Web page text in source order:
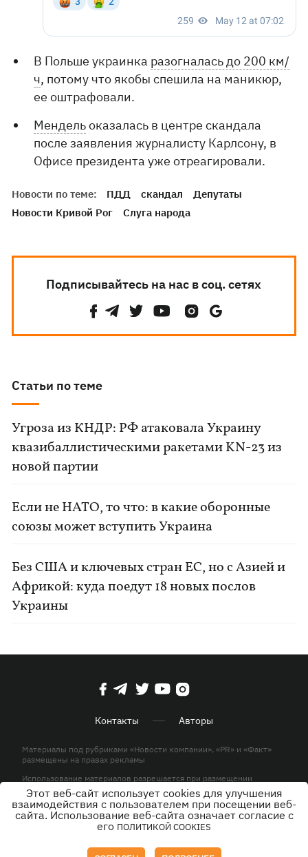
В Польше украинка разогналась до 200 км/
ч, потому что якобы спешила на маникюр,
ее оштрафовали.
Мендельоказалась в центре скандала
после заявления журналисту Карлсону, в
Офисе президента уже отреагировали.
Новости по теме: ПДД скандал
Депутаты
Новости Кривой Рог
Слуга народа
Подписывайтесь на нас в соц. сетях
Статьи по теме
Угроза из КНДР: РФ атаковала Украину
квазибаллистическими ракетами KN-23 из
новой партии
Если не НАТО, то что: в какие оборонные
союзы может вступить Украина
Без США и ключевых стран ЕС, но с Азией и
Африкой: куда поедут 18 новых послов
Украины
Контакты Авторы
Материалы под рубриками «Новости компании», «PR» и «Факт»
размещены на правах рекламы
Использование материалов разрешается при размещении
активной гиперссылки на KP.UA в первом абзаце.
© ООО «ЮЛАВ МЕДИА»,2026. Все права защищены.
Этот веб-сайт использует cookies для улучшения
взаимодействия с пользователем при посещении веб-
сайта. Использование веб-сайта означает согласие с
его ПОЛИТИКОЙ COOKIES